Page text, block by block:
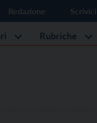
Redazione Scrivici
Rubriche